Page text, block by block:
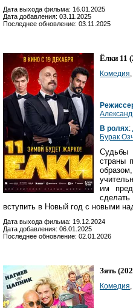
Дата выхода фильма: 16.01.2025
Дата добавления: 03.11.2025
Последнее обновление: 03.11.2025
Ёлки 11
Комедия,
В ролях:
Бурак
Судьбы
страны
им
вступить в Новый год с новыми
Дата выхода фильма: 19.12.2024
Дата добавления: 06.01.2025
Последнее обновление: 02.01.2026
Зять
Комедия,